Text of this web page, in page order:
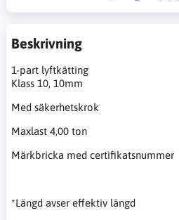
Beskrivning
1-part lyftkätting
Klass 10, 10mm
Med säkerhetskrok
Maxlast 4,00 ton
Märkbricka med certifikatsnummer
*Längd avser effektiv längd